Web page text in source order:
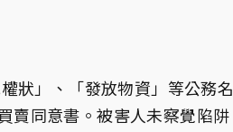
狀」、「發放物資」等公務名
賣同意書。被害人未察覺陷阱